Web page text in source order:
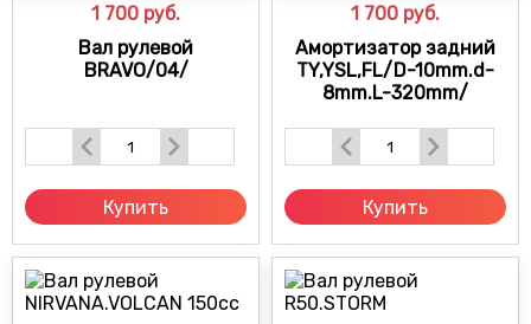
1 700 руб.
Вал рулевой
BRAVO/04/
Купить
1 700 руб.
Амортизатор задний
TY,YSL,FL/D-10mm.d-
8mm.L-320mm/
Купить